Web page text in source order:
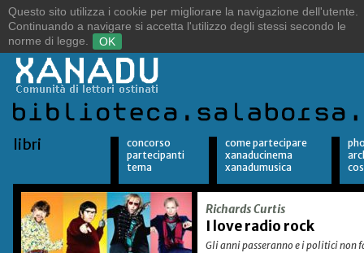
Sulle orme del vento.
Alla ricerca della libertà.
libri
concorso
partecipanti
tema
come partecipare
xanaducinema
xanadumusica
Richards Curtis
I love radio rock
Gli anni passeranno e i politici non